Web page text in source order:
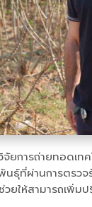
การถ่ายทอดเ
ที่ผ่านการตร
ยให้สามารถเพิ่